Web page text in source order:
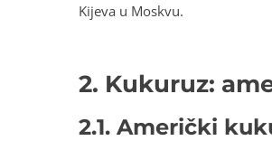
Kijeva u Moskvu.
2. Kukuruz:
2.1. Američki